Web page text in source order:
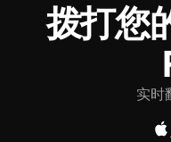
拨打您
实时